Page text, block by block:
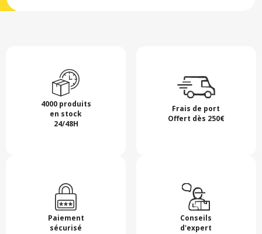
4000 produits
en stock
24/48H
Frais de port
Offert dès 250€
Paiement
sécurisé
Conseils
d'expert